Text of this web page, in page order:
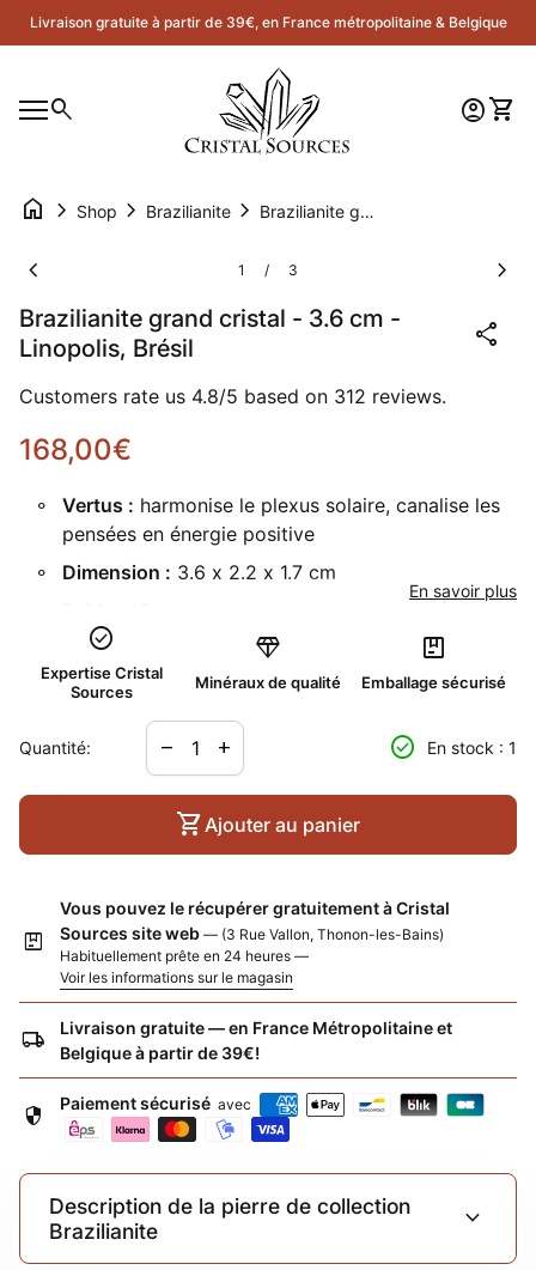
Skip to content
Livraison gratuite à partir de 39€, en France métropolitaine & Belgique
Navigation mobile
search
Accueil
Compte
account_circle Voir
shopping_cart
home chevron_right Shop chevron_right Brazilianite chevron_right Brazilianite grand cristal - 3.6 cm - Linopolis, Brésil
chevron_left 1 / 3 chevron_right
Brazilianite grand cristal - 3.6 cm -
Linopolis, Brésil
share
Customers rate us 4.8/5 based on 312 reviews.
Prix normal
168,00€
Vertus : harmonise le plexus solaire, canalise les
pensées en énergie positive
Dimension : 3.6 x 2.2 x 1.7 cm
Localité :
Telirio, Linopolis, Minas Gerais, Brésil
En savoir plus
check_circle
Expertise Cristal
Sources
diamond
Minéraux de qualité
package
Emballage sécurisé
Quantité:
Diminuer la quantité pour
remove
Augmenter la quantité pour
add check_circle En stock : 1
shopping_cart Ajouter au panier
package
Vous pouvez le récupérer gratuitement à Cristal
Sources site web — (3 Rue Vallon, Thonon-les-Bains)
Habituellement prête en 24 heures —
Voir les informations sur le magasin
local_shipping
Livraison gratuite — en France Métropolitaine et
Belgique à partir de 39€!
security Paiement sécurisé avec
Description de la pierre de collection
Brazilianite
expand_more